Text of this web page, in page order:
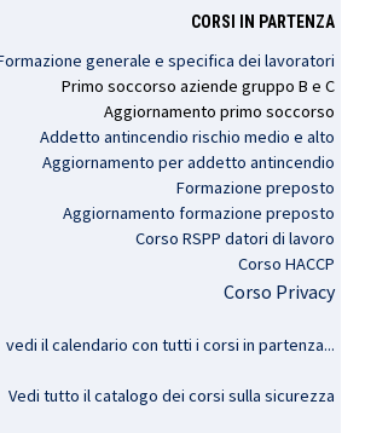
CORSI IN PARTENZA
generale e specifica dei lavoratori
Primo soccorso aziende gruppo B e C
Aggiornamento primo soccorso
Addetto antincendio rischio medio e alto
Aggiornamento per addetto antincendio
Formazione preposto
Aggiornamento formazione preposto
Corso RSPP datori di lavoro
Corso HACCP
Corso Privacy
vedi il calendario con tutti i corsi in partenza...
Vedi tutto il catalogo dei corsi sulla sicurezza